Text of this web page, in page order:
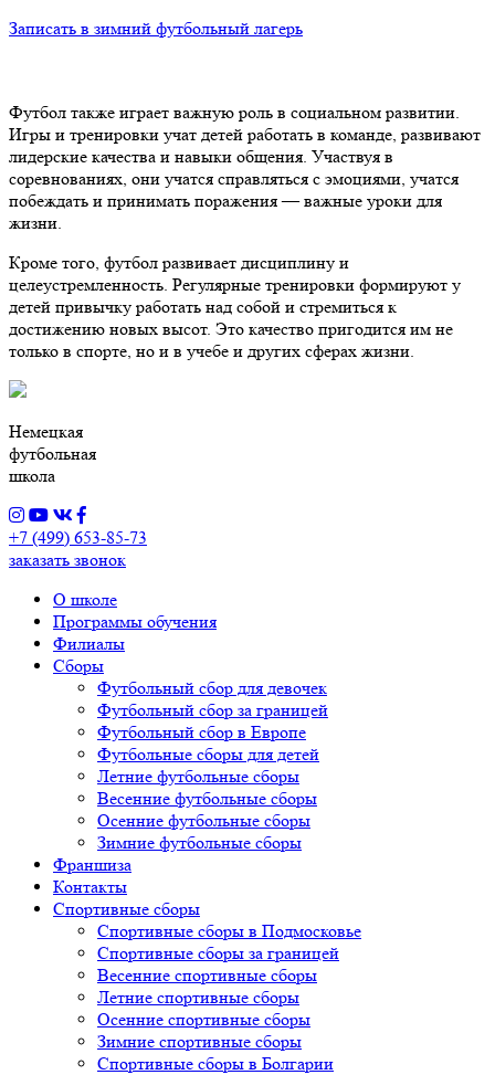
Записать в зимний футбольный лагерь
Футбол также играет важную роль в социальном развитии.
Игры и тренировки учат детей работать в команде, развивают
лидерские качества и навыки общения. Участвуя в
соревнованиях, они учатся справляться с эмоциями, учатся
побеждать и принимать поражения — важные уроки для
жизни.
Кроме того, футбол развивает дисциплину и
целеустремленность. Регулярные тренировки формируют у
детей привычку работать над собой и стремиться к
достижению новых высот. Это качество пригодится им не
только в спорте, но и в учебе и других сферах жизни.
Немецкая
футбольная
школа
+7 (499) 653-85-73
заказать звонок
О школе
Программы обучения
Филиалы
Сборы
Футбольный сбор для девочек
Футбольный сбор за границей
Футбольный сбор в Европе
Футбольные сборы для детей
Летние футбольные сборы
Весенние футбольные сборы
Осенние футбольные сборы
Зимние футбольные сборы
Франшиза
Контакты
Спортивные сборы
Спортивные сборы в Подмосковье
Спортивные сборы за границей
Весенние спортивные сборы
Летние спортивные сборы
Осенние спортивные сборы
Зимние спортивные сборы
Спортивные сборы в Болгарии